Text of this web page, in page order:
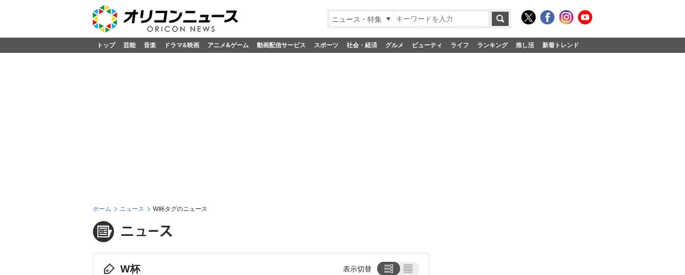
ニュース・特集
トップ 芸能 音楽 ドラマ&映画 アニメ&ゲーム 動画配信サービス スポーツ 社会・経済 グルメ ビューティ ライフ ランキング 推し活 新着トレンド
ホーム ニュース W杯タグのニュース
W杯 表示切替